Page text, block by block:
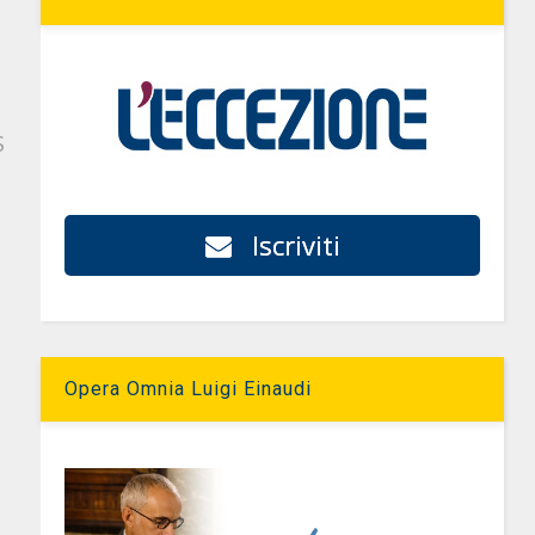
Iscriviti
Opera Omnia Luigi Einaudi